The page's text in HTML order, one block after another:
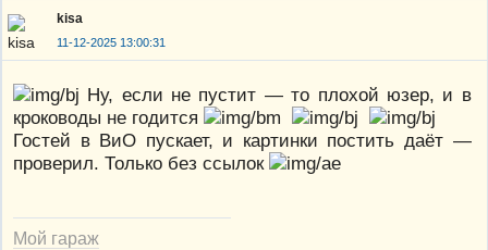
kisa
11-12-2025 13:00:31
Ну, если не пустит — то плохой юзер, и в
кроководы не годится
Гостей в ВиО пускает, и картинки постить даёт —
проверил. Только без ссылок
Мой гараж